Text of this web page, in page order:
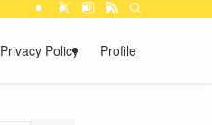
Privacy Policy Profile